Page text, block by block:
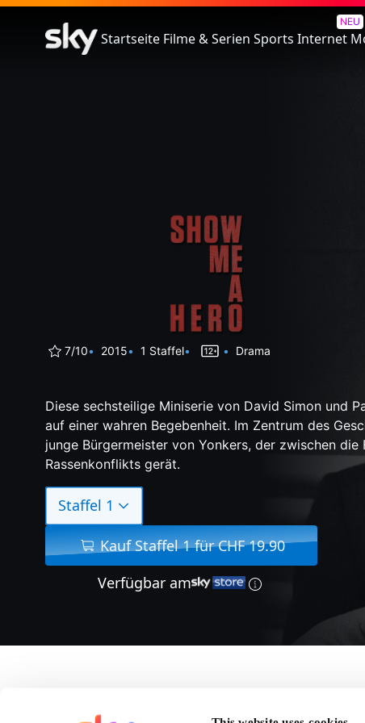
Startseite Filme & Serien Sports
NEU
Internet
Show Me A Hero
7/10 2015 1 Staffel Drama
Diese sechsteilige Miniserie von David Simon und
auf einer wahren Begebenheit. Im Zentrum des
junge Bürgermeister von Yonkers, der zwischen die
Rassenkonflikts gerät.
Staffel 1
Kauf Staffel 1 für CHF 19.90
Verfügbar am